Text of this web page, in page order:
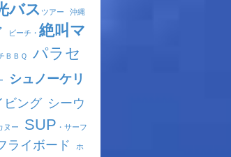
バス ツアー 沖縄
ビーチ・ 絶叫マ
ＢＢＱ
パラセ
シュノーケリ
ビング シーウ
ヌー SUP ・サーフ
ライボード ホ